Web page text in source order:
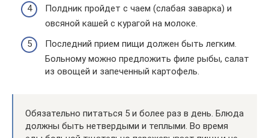
Полдник пройдет с чаем (слабая заварка) и
овсяной кашей с курагой на молоке.
Последний прием пищи должен быть легким.
Больному можно предложить филе рыбы, салат
из овощей и запеченный картофель.
Обязательно питаться 5 и более раз в день. Блюда
должны быть нетвердыми и теплыми. Во время